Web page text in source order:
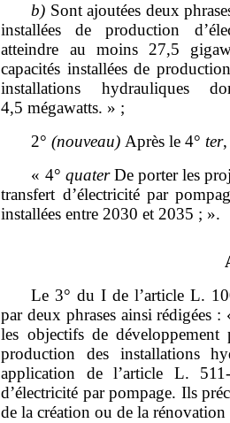
b) Sont ajoutées deux
installées de production
atteindre au moins 27,5
capacités installées de
installations hydrauliques
4,5 mégawatts. » ;
2°(nouveau) Après le 4° ter
« 4° quaterDe porter les
transfert d’électricité par
installées entre 2030 et 2035 ; ».
Le 3° du I de l’article L.
par deux phrases ainsi rédigées
les objectifs de développement
production des installations
application de l’article L.
d’électricité par pompage. Ils
de la création ou de la rénovation